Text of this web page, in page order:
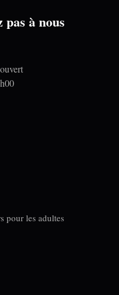
pas à nous
pour les adultes